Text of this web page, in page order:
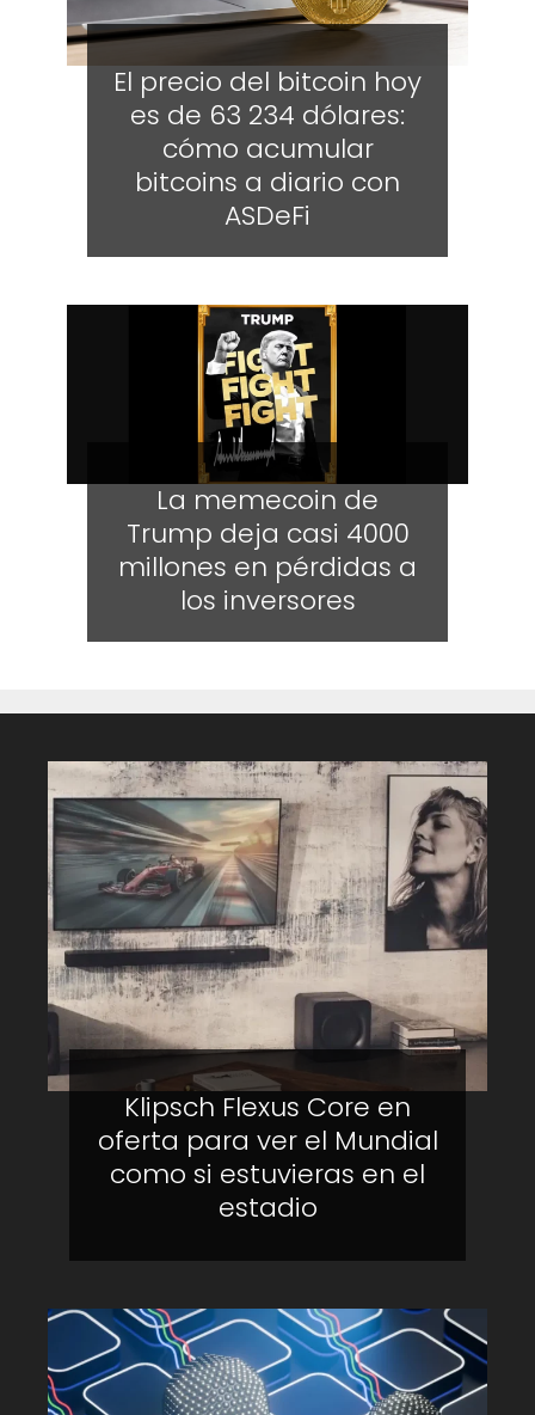
El precio del bitcoin hoy
es de 63 234 dólares:
cómo acumular
bitcoins a diario con
ASDeFi
La memecoin de
Trump deja casi 4000
millones en pérdidas a
los inversores
Klipsch Flexus Core en
oferta para ver el Mundial
como si estuvieras en el
estadio